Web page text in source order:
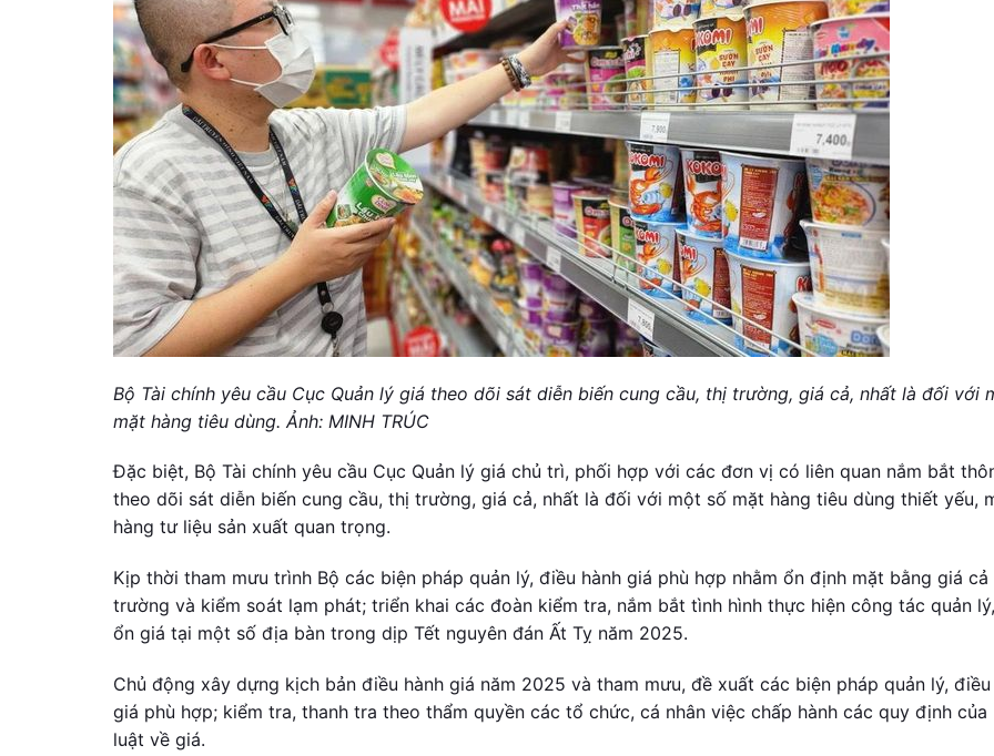
Bộ Tài chính yêu cầu Cục Quản lý giá theo dõi sát diễn biến cung cầu, thị trường, giá cả, nhất là đối với
mặt hàng tiêu dùng. Ảnh: MINH TRÚC
Đặc biệt, Bộ Tài chính yêu cầu Cục Quản lý giá chủ trì, phối hợp với các đơn vị có liên quan nắm bắt
theo dõi sát diễn biến cung cầu, thị trường, giá cả, nhất là đối với một số mặt hàng tiêu dùng thiết yếu,
hàng tư liệu sản xuất quan trọng.
Kịp thời tham mưu trình Bộ các biện pháp quản lý, điều hành giá phù hợp nhằm ổn định mặt bằng giá cả
trường và kiểm soát lạm phát; triển khai các đoàn kiểm tra, nắm bắt tình hình thực hiện công tác quản
ổn giá tại một số địa bàn trong dịp Tết nguyên đán Ất Tỵ năm 2025.
Chủ động xây dựng kịch bản điều hành giá năm 2025 và tham mưu, đề xuất các biện pháp quản lý, điều
giá phù hợp; kiểm tra, thanh tra theo thẩm quyền các tổ chức, cá nhân việc chấp hành các quy định của
luật về giá.